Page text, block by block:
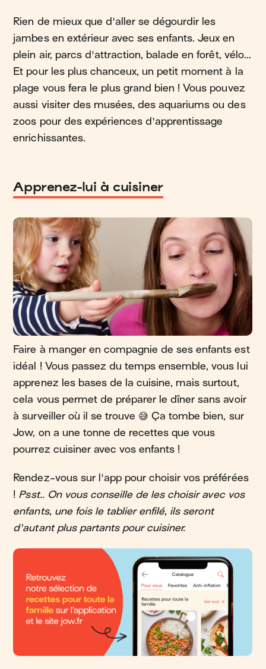
Rien de mieux que d'aller se dégourdir les
jambes en extérieur avec ses enfants. Jeux en
plein air, parcs d'attraction, balade en forêt, vélo...
Et pour les plus chanceux, un petit moment à la
plage vous fera le plus grand bien ! Vous pouvez
aussi visiter des musées, des aquariums ou des
zoos pour des expériences d'apprentissage
enrichissantes.
Apprenez-lui à cuisiner
Faire à manger en compagnie de ses enfants est
idéal ! Vous passez du temps ensemble, vous lui
apprenez les bases de la cuisine, mais surtout,
cela vous permet de préparer le dîner sans avoir
à surveiller où il se trouve 😅 Ça tombe bien, sur
Jow, on a une tonne de recettes que vous
pourrez cuisiner avec vos enfants !
Rendez-vous sur l'app pour choisir vos préférées
! Psst.. On vous conseille de les choisir avec vos
enfants, une fois le tablier enfilé, ils seront
d'autant plus partants pour cuisiner.